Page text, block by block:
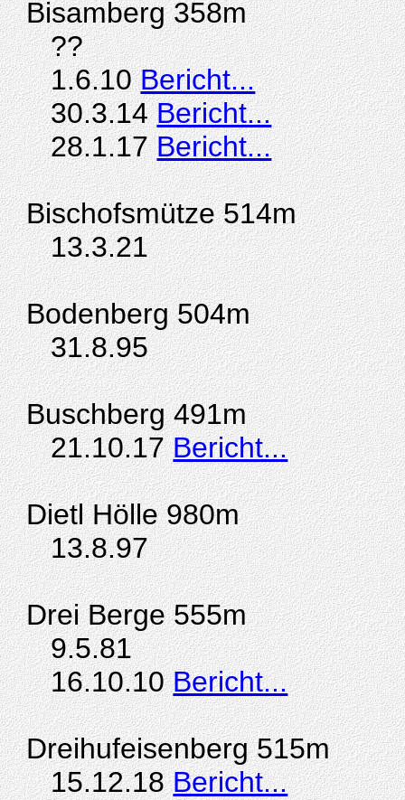
Bisamberg 358m
??
1.6.10Bericht...
30.3.14Bericht...
28.1.17Bericht...
Bischofsmütze 514m
13.3.21
Bodenberg 504m
31.8.95
Buschberg 491m
21.10.17Bericht...
Dietl Hölle 980m
13.8.97
Drei Berge 555m
9.5.81
16.10.10Bericht...
Dreihufeisenberg 515m
15.12.18Bericht...